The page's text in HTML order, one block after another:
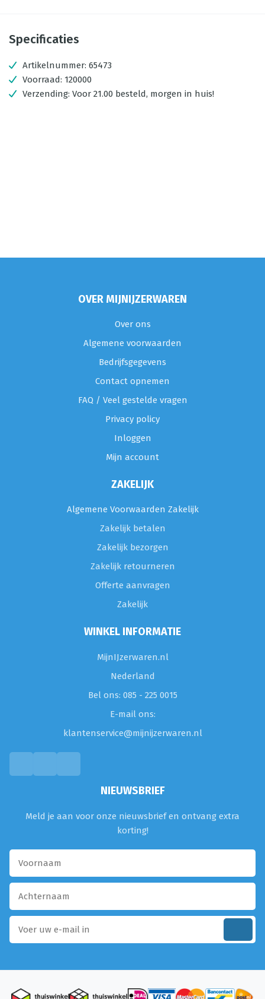
Specificaties
Artikelnummer: 65473
Voorraad: 120000
Verzending: Voor 21.00 besteld, morgen in huis!
OVER MIJNIJZERWAREN
Over ons
Algemene voorwaarden
Bedrijfsgegevens
Contact opnemen
FAQ / Veel gestelde vragen
Privacy policy
Inloggen
Mijn account
ZAKELIJK
Algemene Voorwaarden Zakelijk
Zakelijk betalen
Zakelijk bezorgen
Zakelijk retourneren
Offerte aanvragen
Zakelijk
WINKEL INFORMATIE
MijnIJzerwaren.nl
Nederland
Bel ons: 085 - 225 0015
E-mail ons:
klantenservice@mijnijzerwaren.nl
NIEUWSBRIEF
Meld je aan voor onze nieuwsbrief en ontvang extra
korting!